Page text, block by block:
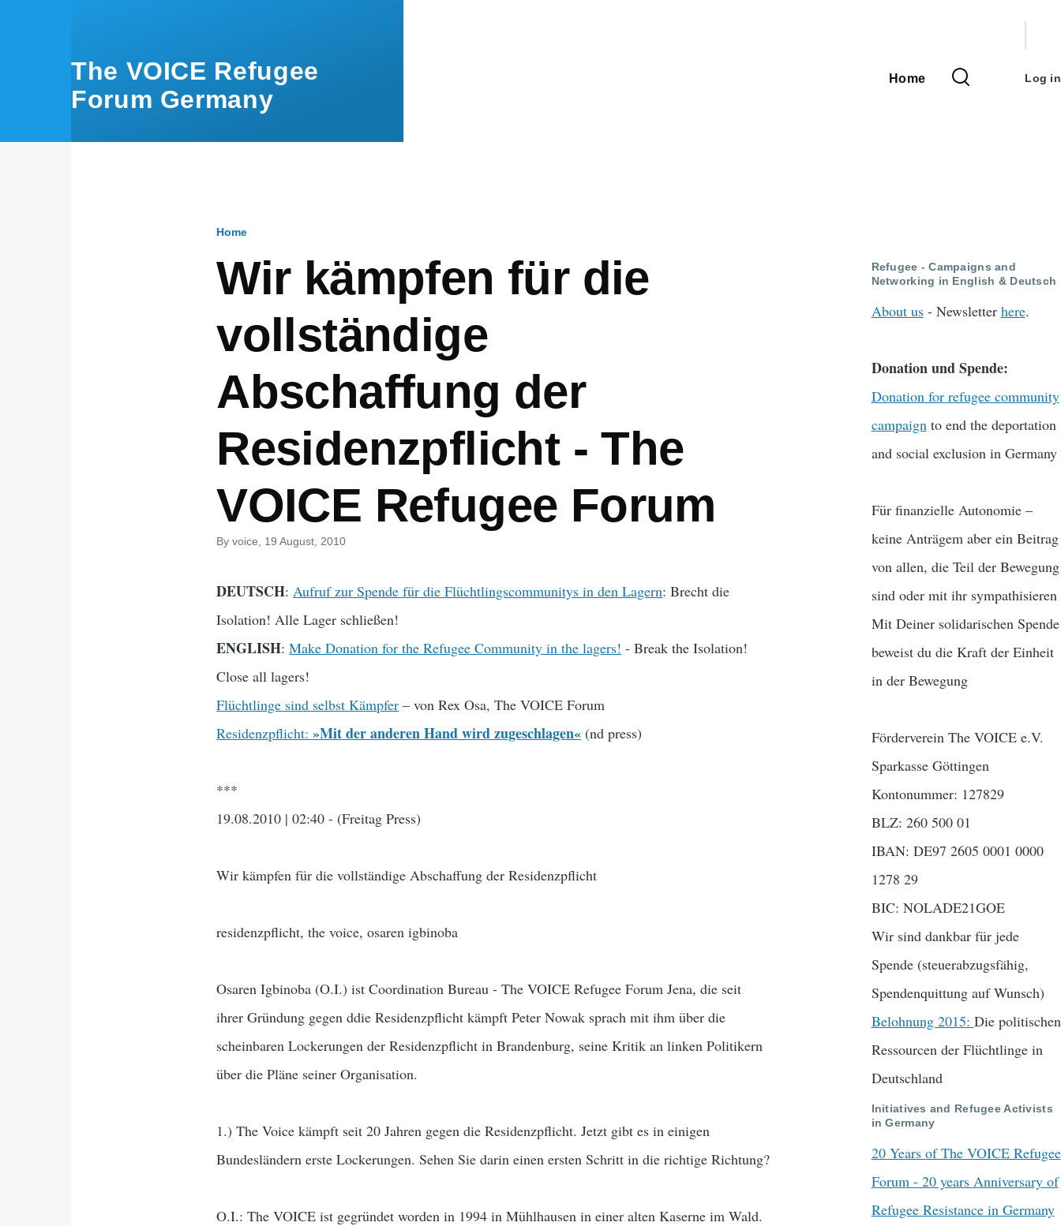
The VOICE Refugee
Forum Germany
Main
Home
menu
Log in
Home
Wir kämpfen für die
vollständige
Abschaffung der
Residenzpflicht - The
VOICE Refugee Forum
Byvoice , 19 August, 2010
DEUTSCH:Aufruf zur Spende für die Flüchtlingscommunitys in den Lagern: Brecht die
Isolation! Alle Lager schließen!
ENGLISH:Make Donation for the Refugee Community in the lagers! - Break the Isolation!
Close all lagers!
Flüchtlinge sind selbst Kämpfer – von Rex Osa, The VOICE Forum
Residenzpflicht:»Mit der anderen Hand wird zugeschlagen« (nd press)
***
19.08.2010 | 02:40 - (Freitag Press)
Wir kämpfen für die vollständige Abschaffung der Residenzpflicht
residenzpflicht, the voice, osaren igbinoba
Osaren Igbinoba (O.I.) ist Coordination Bureau - The VOICE Refugee Forum Jena, die seit
ihrer Gründung gegen ddie Residenzpflicht kämpft Peter Nowak sprach mit ihm über die
scheinbaren Lockerungen der Residenzpflicht in Brandenburg, seine Kritik an linken Politikern
über die Pläne seiner Organisation.
1.) The Voice kämpft seit 20 Jahren gegen die Residenzpflicht. Jetzt gibt es in einigen
Bundesländern erste Lockerungen. Sehen Sie darin einen ersten Schritt in die richtige Richtung?
O.I.: The VOICE ist gegründet worden in 1994 in Mühlhausen in einer alten Kaserne im Wald.
Refugee - Campaigns and
Networking in English & Deutsch
About us- Newsletter here.
Donation und Spende:
Donation for refugee community
campaignto end the deportation
and social exclusion in Germany
Für finanzielle Autonomie –
keine Anträgem aber ein Beitrag
von allen, die Teil der Bewegung
sind oder mit ihr sympathisieren
Mit Deiner solidarischen Spende
beweist du die Kraft der Einheit
in der Bewegung
Förderverein The VOICE e.V.
Sparkasse Göttingen
Kontonummer: 127829
BLZ: 260 500 01
IBAN: DE97 2605 0001 0000
1278 29
BIC: NOLADE21GOE
Wir sind dankbar für jede
Spende (steuerabzugsfähig,
Spendenquittung auf Wunsch)
Belohnung 2015: Die politischen
Ressourcen der Flüchtlinge in
Deutschland
Initiatives and Refugee Activists
in Germany
20 Years of The VOICE Refugee
Forum - 20 years Anniversary of
Refugee Resistance in Germany